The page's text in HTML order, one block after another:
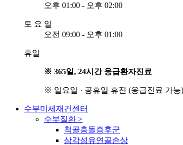
오후 01:00 - 오후 02:00
토 요 일
오전 09:00 - 오후 01:00
휴일
※ 365일, 24시간 응급환자진료
※ 일요일 · 공휴일 휴진 (응급진료 가능)
수부미세재건센터
수부질환 >
척골충돌증후군
삼각섬유연골손상